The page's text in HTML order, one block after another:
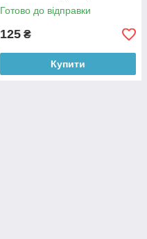
Готово до відправки
125 ₴
Купити